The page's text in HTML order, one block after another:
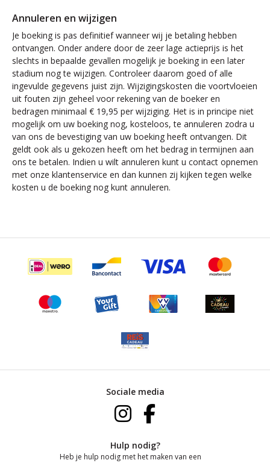
Annuleren en wijzigen
Je boeking is pas definitief wanneer wij je betaling hebben
ontvangen. Onder andere door de zeer lage actieprijs is het
slechts in bepaalde gevallen mogelijk je boeking in een later
stadium nog te wijzigen. Controleer daarom goed of alle
ingevulde gegevens juist zijn. Wijzigingskosten die voortvloeien
uit fouten zijn geheel voor rekening van de boeker en
bedragen minimaal € 19,95 per wijziging. Het is in principe niet
mogelijk om uw boeking nog, kosteloos, te annuleren zodra u
van ons de bevestiging van uw boeking heeft ontvangen. Dit
geldt ook als u gekozen heeft om het bedrag in termijnen aan
ons te betalen. Indien u wilt annuleren kunt u contact opnemen
met onze klantenservice en dan kunnen zij kijken tegen welke
kosten u de boeking nog kunt annuleren.
Sociale media
Hulp nodig?
Heb je hulp nodig met het maken van een